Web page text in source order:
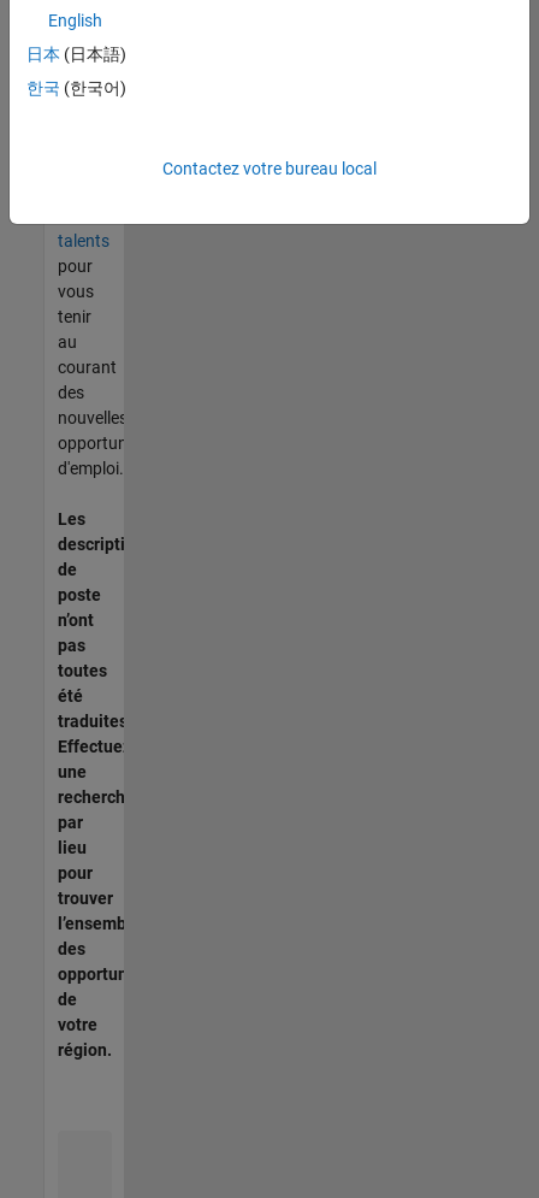
d'offre
corresponde
à vos
talents
pour
vous
tenir
au
courant
des
nouvelles
opportunités
d'emploi.
Les
descriptions
de
poste
n’ont
pas
toutes
été
traduites.
Effectuez
une
recherche
par
lieu
pour
trouver
l’ensemble
des
opportunités
de
votre
région.
English
日本 (日本語)
한국 (한국어)
Contactez votre bureau local